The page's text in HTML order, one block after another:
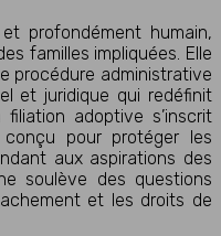
profondément humain,
familles impliquées. Elle
procédure administrative
et juridique qui redéfinit
adoptive s’inscrit
pour protéger les
aux aspirations des
soulève des questions
et les droits de